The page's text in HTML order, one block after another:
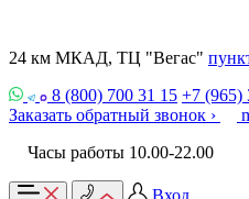
24 км МКАД, ТЦ "Вегас"
8 (800) 700 31 15 +7 (965)
Заказать обратный звонок ›
Часы работы 10.00-22.00
Вход